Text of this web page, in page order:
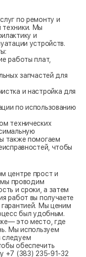
по ремонту и
Мы
и
устройств.
работы плат,
запчастей для
и настройка для
по использованию
технических
также помогаем
чтобы
центре прост и
мы проводим
и сроки, а затем
работ вы получаете
Мы ценим
был удобным.
это место, где
Мы используем
следуем
обеспечить
+7 (383) 235-91-32